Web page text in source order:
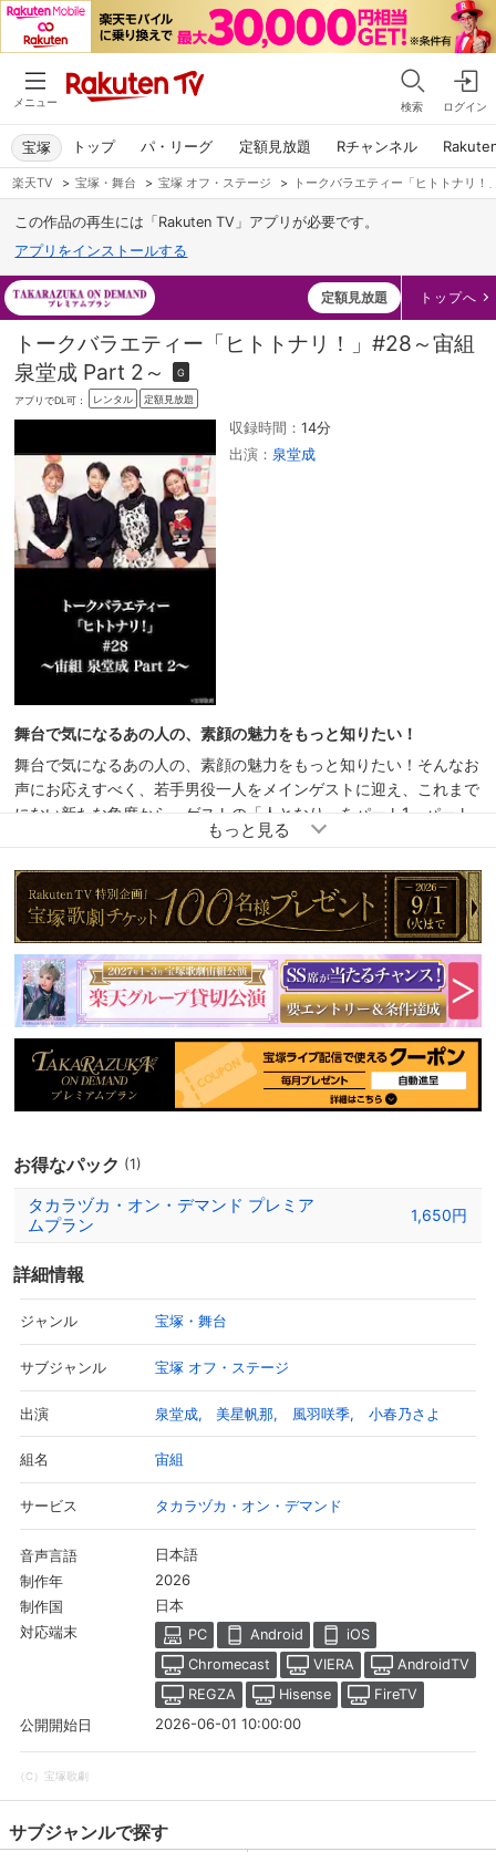
メニュー 検索 ログイン
トップ パ・リーグ 定額見放題 Rチャンネル
宝塚
会員設定 会員情報 閉じる
楽天TV > 宝塚・舞台 > 宝塚 オフ・ステージ > トークバラエティー「ヒトトナリ
この作品の再生には「Rakuten TV」アプリが必要です。
アプリをインストールする
定額見放題 トップへ
トークバラエティー「ヒトトナリ！」#28～宙組
泉堂成 Part 2～
G
アプリでDL可： レンタル 定額見放題
収録時間：14分
出演： 泉堂成
舞台で気になるあの人の、素顔の魅力をもっと知りたい！
舞台で気になるあの人の、素顔の魅力をもっと知りたい！そんなお
声にお応えすべく、若手男役一人をメインゲストに迎え、これまで
にない新たな角度から、ゲストの「人となり」をパート1、パート
2の前後編に分けてご紹介します。パート2の今回は、泉堂に近し
かで柔和なイメージを裏切らないほっこりするエピソードから、意
外と熱血な一面や、食に関する不思議なこだわりまで、娘役、かつ
同期生ならではのエピソードで、その魅力的なヒトトナリが垣間見
えます。続いて、ゲストが今一番オススメしたいものを熱くプレゼ
ンテーションする持ち込み企画、題して『THEプレゼン』では、ゲ
ストが口を揃えて言及する泉堂の○○の魅力をプレゼンします！パ
ート2も盛りだくさんの内容でお届けします！
お得なパック (1)
タカラヅカ・オン・デマンド プレミア
ムプラン
1,650円
詳細情報
ジャンル 宝塚・舞台
サブジャンル 宝塚 オフ・ステージ
出演 泉堂成 美星帆那 風羽咲季 小春乃さよ
組名 宙組
サービス タカラヅカ・オン・デマンド
音声言語 日本語
制作年 2026
制作国 日本
対応端末 PC Android
iOS
Chromecast
VIERA
AndroidTV
REGZA
Hisense
FireTV
公開開始日
2026-06-01 10:00:00
（C）宝塚歌劇
サブジャンルで探す